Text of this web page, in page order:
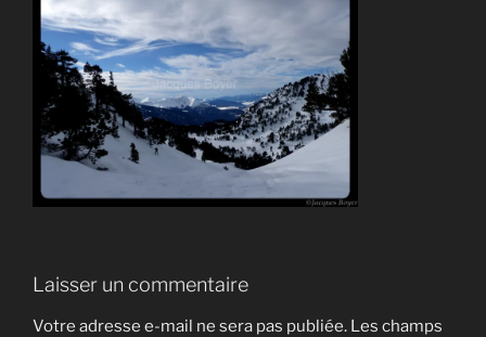
Laisser un commentaire
Votre adresse e-mail ne sera pas publiée. Les champs